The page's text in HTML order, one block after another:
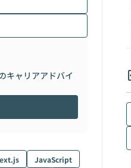
キャリアアドバイ
JavaScript